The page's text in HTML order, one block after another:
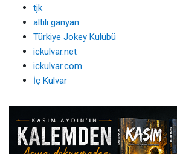
tjk
altılı ganyan
Türkiye Jokey Kulübü
ickulvar.net
ickulvar.com
İç Kulvar